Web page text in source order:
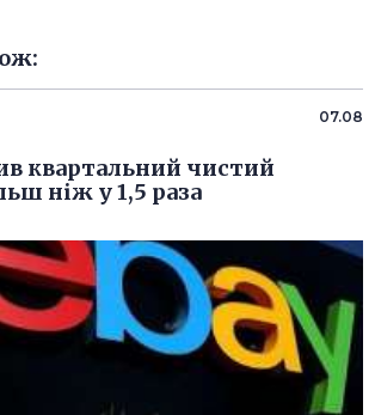
07.08
квартальний чистий
ніж у 1,5 раза